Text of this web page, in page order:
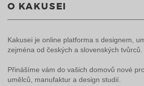
O KAKUSEI
Kakusei je online platforma s designem,
zejména od českých a slovenských tvůrců.
Přinášíme vám do vašich domovů nové
umělců, manufaktur a design studií.